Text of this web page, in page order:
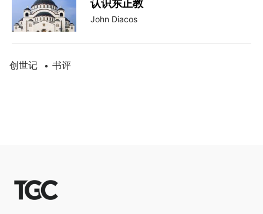
认识东正教
John Diacos
创世记 • 书评